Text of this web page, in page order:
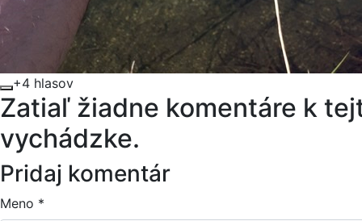
+4 hlasov
Zatiaľ žiadne komentáre k
vychádzke.
Pridaj komentár
Meno *